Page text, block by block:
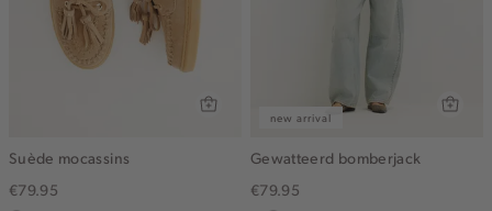
Suède mocassins
€79.95
new arrival
Gewatteerd bomberjack
€79.95